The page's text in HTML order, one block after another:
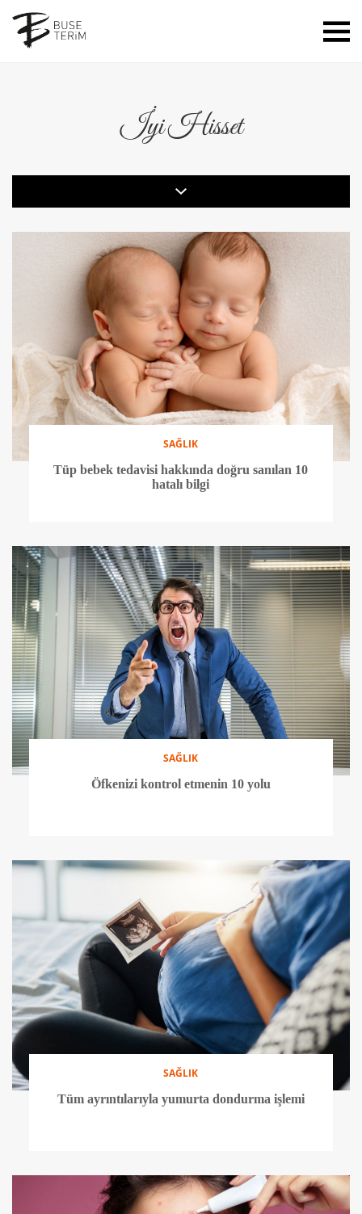
İyi Hisset
SAĞLIK
Tüp bebek tedavisi hakkında doğru sanılan 10
hatalı bilgi
SAĞLIK
Öfkenizi kontrol etmenin 10 yolu
SAĞLIK
Tüm ayrıntılarıyla yumurta dondurma işlemi